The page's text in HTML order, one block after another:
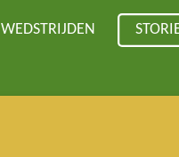
WEDSTRIJDEN